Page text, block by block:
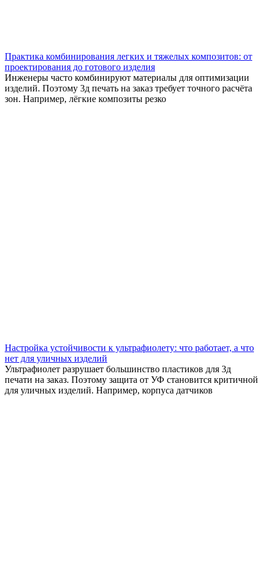
Практика комбинирования легких и тяжелых композитов: от
проектирования до готового изделия
Инженеры часто комбинируют материалы для оптимизации
изделий. Поэтому 3д печать на заказ требует точного расчёта
зон. Например, лёгкие композиты резко
Настройка устойчивости к ультрафиолету: что работает, а что
нет для уличных изделий
Ультрафиолет разрушает большинство пластиков для 3д
печати на заказ. Поэтому защита от УФ становится критичной
для уличных изделий. Например, корпуса датчиков